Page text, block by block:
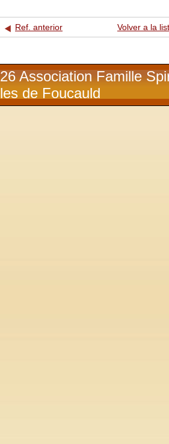
Ref. anterior Volver a la
Association Famille
de Foucauld